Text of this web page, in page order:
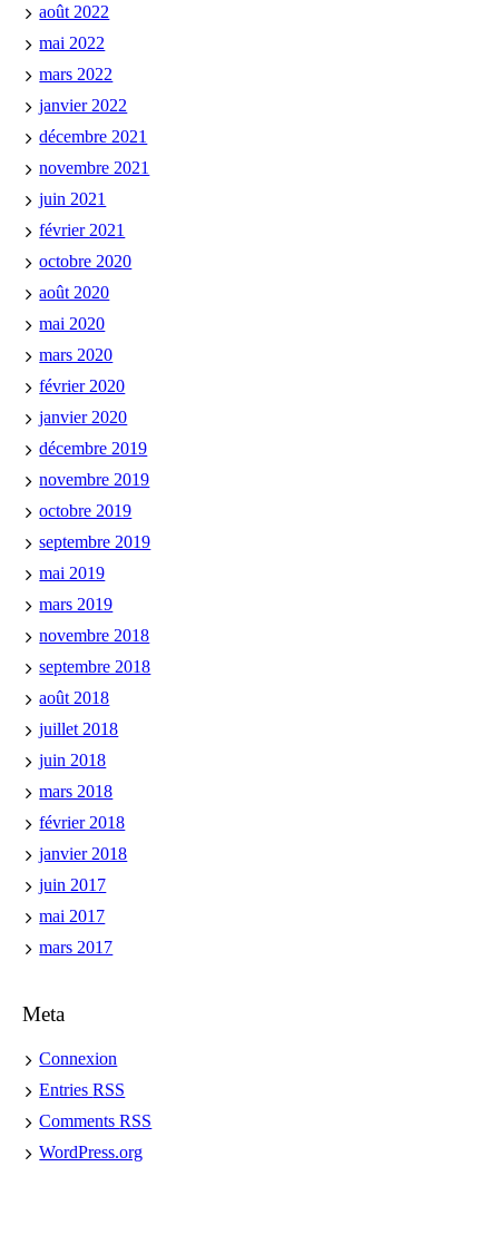
août 2022
mai 2022
mars 2022
janvier 2022
décembre 2021
novembre 2021
juin 2021
février 2021
octobre 2020
août 2020
mai 2020
mars 2020
février 2020
janvier 2020
décembre 2019
novembre 2019
octobre 2019
septembre 2019
mai 2019
mars 2019
novembre 2018
septembre 2018
août 2018
juillet 2018
juin 2018
mars 2018
février 2018
janvier 2018
juin 2017
mai 2017
mars 2017
Meta
Connexion
EntriesRSS
CommentsRSS
WordPress.org